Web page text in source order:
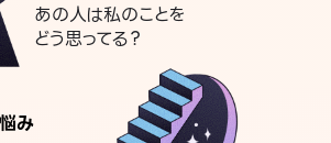
あの人は私のことを
どう思ってる？
み